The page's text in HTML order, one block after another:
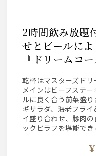
2時間飲み放題付！お肉の2種盛り合わ
せとビールに
『ドリームコー
乾杯はマスターズドリ
メインはビーフステ
ルに良く合う前菜盛
ギサラダ、海老フラ
イ盛り合わせ、豚肉
ックピラフを堪能でき
¥